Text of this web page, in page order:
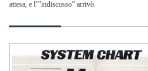
attesa, e l’”indiscusso” arrivò.